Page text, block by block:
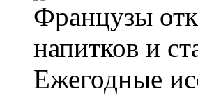
Французы
напитков и
Ежегодные